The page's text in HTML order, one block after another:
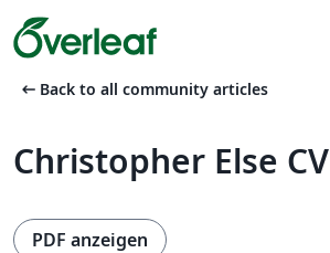
arrow_left_alt Back to all community articles
Christopher Else CV
PDF anzeigen